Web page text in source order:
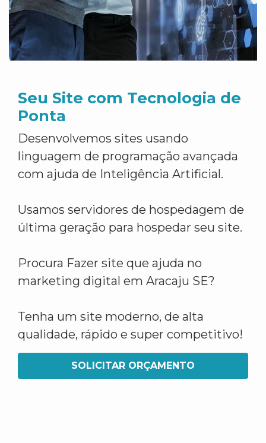
Seu Site com Tecnologia de
Ponta
Desenvolvemos sites usando
linguagem de programação avançada
com ajuda de Inteligência Artificial.
Usamos servidores de hospedagem de
última geração para hospedar seu site.
Procura Fazer site que ajuda no
marketing digital em Aracaju SE?
Tenha um site moderno, de alta
qualidade, rápido e super competitivo!
SOLICITAR ORÇAMENTO